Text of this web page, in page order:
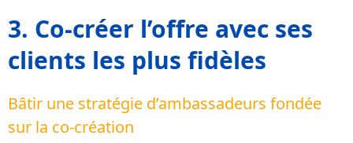
3. Co-créer l’offre avec ses
clients les plus fidèles
Bâtir une stratégie d’ambassadeurs fondée
sur la co-création